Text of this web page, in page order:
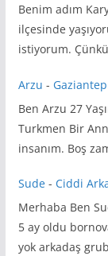
Benim adım
ilçesinde
istiyorum.
Arzu - Gaziantep
Ben Arzu 27
Turkmen Bir
insanım. Boş
Sude- Ciddi
Merhaba Ben
5 ay oldu
yok arkadaş